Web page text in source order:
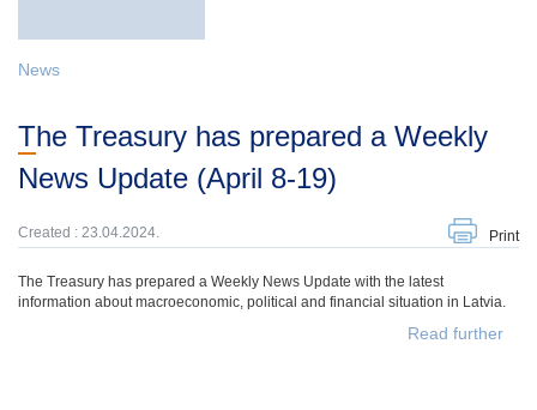
News
The Treasury has prepared a Weekly
News Update (April 8-19)
Created : 23.04.2024. Print
The Treasury has prepared a Weekly News Update with the latest
information about macroeconomic, political and financial situation in Latvia.
Read further